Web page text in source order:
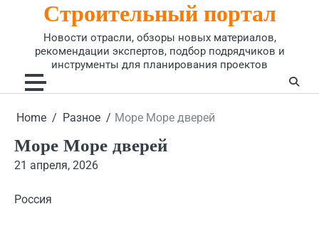
Строительный портал
Новости отрасли, обзоры новых материалов,
рекомендации экспертов, подбор подрядчиков и
инструменты для планирования проектов
Home Разное Море Море дверей
Море Море дверей
21 апреля, 2026
Россия